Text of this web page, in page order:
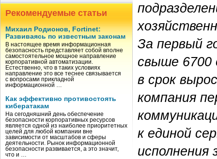
Рекомендуемые статьи
Михаил Родионов, Fortinet:
Развиваясь по известным законам
В настоящее время информационная
безопасность представляет собой вполне
самостоятельное мощное направление
корпоративной автоматизации.
Естественно, что в таких условиях
направление это все теснее связывается
с вопросами прикладной
информационной …
Как эффективно противостоять
кибератакам
На сегодняшний день обеспечение
безопасности корпоративных ресурсов
является одной из наиболее приоритетных
целей для любой компании вне
зависимости от масштабов и сферы
деятельности. Рынок информационной
безопасности развивается, а это значит,
что и …
За первый
свыше 6700
в срок
компания
к единой
исполнения